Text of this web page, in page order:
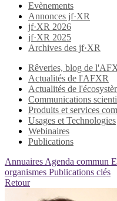
Evènements
Annonces jf·XR
jf·XR 2026
jf·XR 2025
Archives des jf·XR
Rêveries, blog de
Actualités de l'AFXR
Actualités de
Communications
Produits et services
Usages et Technologies
Webinaires
Publications
Annuaires Agenda commun
organismes Publications clés
Retour